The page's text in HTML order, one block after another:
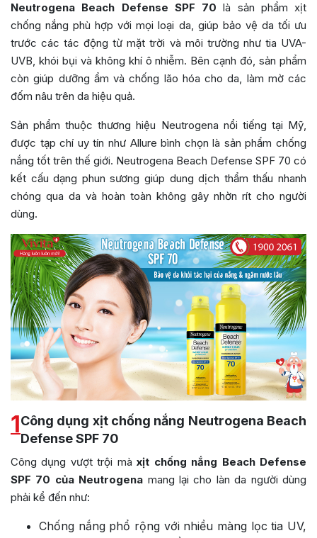
Neutrogena Beach Defense SPF 70 là sản phẩm xịt
chống nắng phù hợp với mọi loại da, giúp bảo vệ da tối ưu
trước các tác động từ mặt trời và môi trường như tia UVA-
UVB, khói bụi và không khí ô nhiễm. Bên cạnh đó, sản phẩm
còn giúp dưỡng ẩm và chống lão hóa cho da, làm mờ các
đốm nâu trên da hiệu quả.
Sản phẩm thuộc thương hiệu Neutrogena nổi tiếng tại Mỹ,
được tạp chí uy tín như Allure bình chọn là sản phẩm chống
nắng tốt trên thế giới. Neutrogena Beach Defense SPF 70 có
kết cấu dạng phun sương giúp dung dịch thẩm thấu nhanh
chóng qua da và hoàn toàn không gây nhờn rít cho người
dùng.
1Công dụng xịt chống nắng Neutrogena Beach
Defense SPF 70
Công dụng vượt trội mà xịt chống nắng Beach Defense
SPF 70 của Neutrogena mang lại cho làn da người dùng
phải kể đến như:
Chống nắng phổ rộng với nhiều màng lọc tia UV,